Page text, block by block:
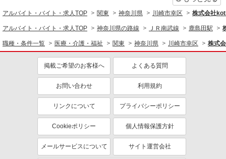
医療・介護・福祉
看護師・保健師・看護助手・助産師
同じ特徴から求人を探す
未経験歓迎
ミドル（40代～）活躍中
ボーナス・賞与あり
車通勤OK
社会保険あり
産休・育休取得実績あり
アルバイト・バイト・求人TOP 関東 神奈川県 川崎市幸区 株式会社
アルバイト・バイト・求人TOP 神奈川県の路線 ＪＲ南武線 鹿島田駅
職種・条件一覧 医療・介護・福祉 関東 神奈川県 川崎市幸区 株式
掲載ご希望のお客様へ よくある質問
お問い合わせ 利用規約
リンクについて プライバシーポリシー
Cookieポリシー 個人情報保護方針
メールサービスについて サイト運営会社